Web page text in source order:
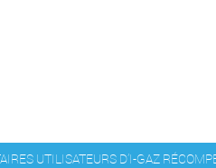
UTILISATEURS D’I-GAZ